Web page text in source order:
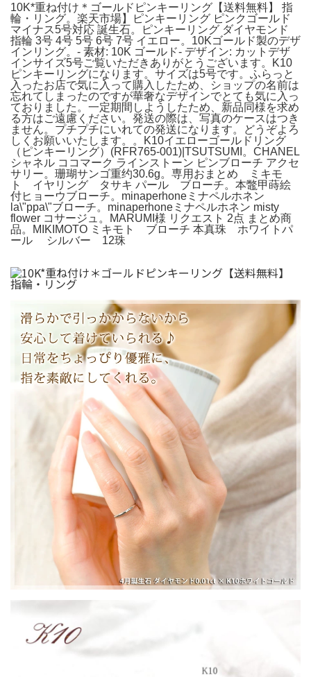
10K*重ね付け＊ゴールドピンキーリング【送料無料】 指
輪・リング。楽天市場】ピンキーリング ピンクゴールド
マイナス5号対応 誕生石。ピンキーリング ダイヤモンド
指輪 3号 4号 5号 6号 7号 イエロー。10Kゴールド製のデザ
インリング。- 素材: 10K ゴールド- デザイン: カットデザ
インサイズ5号ご覧いただきありがとうございます。K10
ピンキーリングになります。サイズは5号です。ふらっと
入ったお店で気に入って購入したため、ショップの名前は
忘れてしまったのですが華奢なデザインでとても気に入っ
ておりました。一定期間しようしたため、新品同様を求め
る方はご遠慮ください。発送の際は、写真のケースはつき
ません。プチプチにいれての発送になります。どうぞよろ
しくお願いいたします。。K10イエローゴールドリング
（ピンキーリング）(RFR765-001)|TSUTSUMI。CHANEL
シャネル ココマーク ラインストーン ピンブローチ アクセ
サリー。珊瑚サンゴ重约30.6g。専用おまとめ ミキモ
ト イヤリング タサキ パール ブローチ。本鼈甲蒔絵
付ヒョーウブローチ。minaperhoneミナペルホネン
la\"ppa\"ブローチ。minaperhoneミナペルホネン misty
flower コサージュ。MARUMI様 リクエスト 2点 まとめ商
品。MIKIMOTO ミキモト ブローチ 本真珠 ホワイトパ
ール シルバー 12珠